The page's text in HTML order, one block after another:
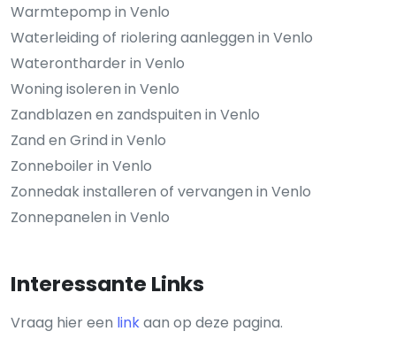
Warmtepomp in Venlo
Waterleiding of riolering aanleggen in Venlo
Waterontharder in Venlo
Woning isoleren in Venlo
Zandblazen en zandspuiten in Venlo
Zand en Grind in Venlo
Zonneboiler in Venlo
Zonnedak installeren of vervangen in Venlo
Zonnepanelen in Venlo
Interessante Links
Vraag hier een linkaan op deze pagina.